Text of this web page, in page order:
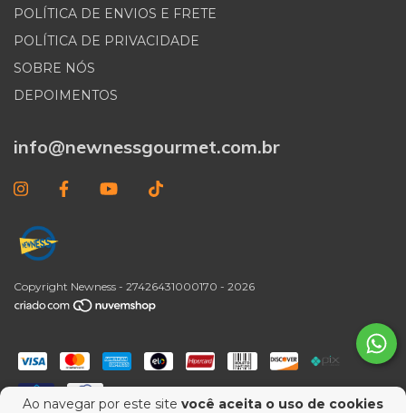
Ao navegar por este site você aceita o uso de cookies
POLÍTICA DE ENVIOS E FRETE
POLÍTICA DE PRIVACIDADE
SOBRE NÓS
DEPOIMENTOS
info@newnessgourmet.com.br
Copyright Newness - 27426431000170 - 2026